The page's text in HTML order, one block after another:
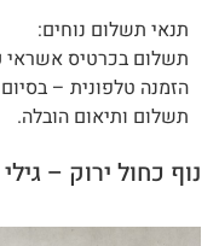
תנאי תשלום נוחים:
תשלום בכרטיס אשראי עד 6 תשלומים ללא
הזמנה טלפונית –
תשלום ותיאום הובלה.
נוף כחול ירוק –